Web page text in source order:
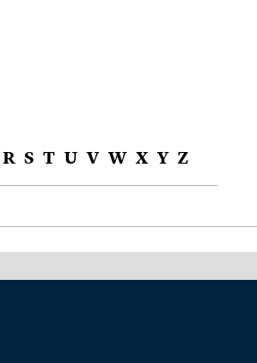
R S T U V W X Y Z